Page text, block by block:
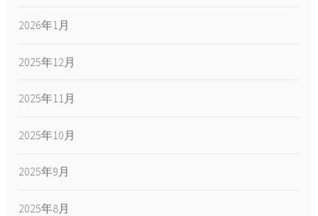
2026年1月
2025年12月
2025年11月
2025年10月
2025年9月
2025年8月